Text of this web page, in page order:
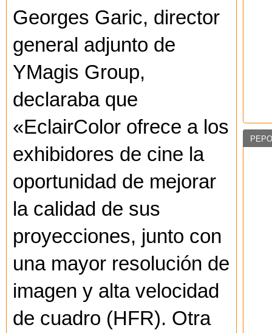
Georges Garic, director
general adjunto de
YMagis Group,
declaraba que
«EclairColor ofrece a los
exhibidores de cine la
oportunidad de mejorar
la calidad de sus
proyecciones, junto con
una mayor resolución de
imagen y alta velocidad
de cuadro (HFR). Otra